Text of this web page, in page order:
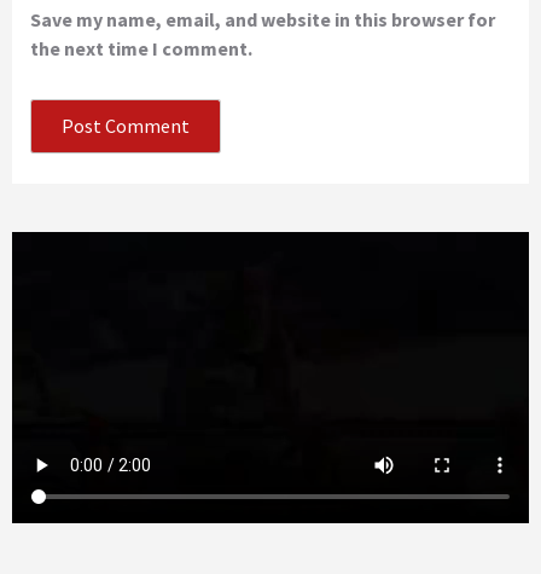
Save my name, email, and website in this browser for
the next time I comment.